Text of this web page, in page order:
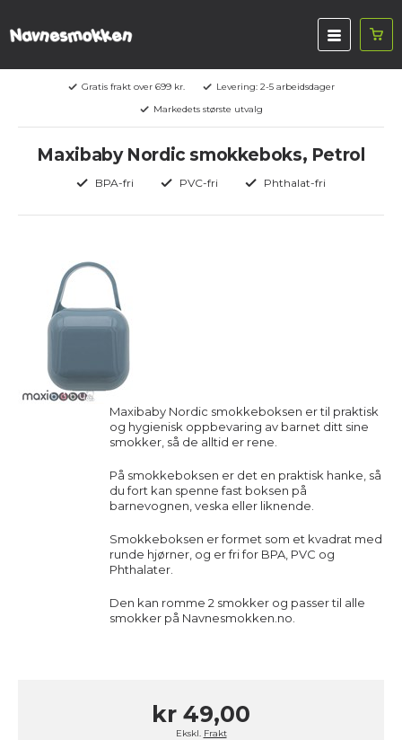
Gratis frakt over 699 kr.
Levering: 2-5 arbeidsdager
Markedets største utvalg
Maxibaby Nordic smokkeboks, Petrol
BPA-fri PVC-fri Phthalat-fri
Maxibaby Nordic smokkeboksen er til praktisk
og hygienisk oppbevaring av barnet ditt sine
smokker, så de alltid er rene.
På smokkeboksen er det en praktisk hanke, så
du fort kan spenne fast boksen på
barnevognen, veska eller liknende.
Smokkeboksen er formet som et kvadrat med
runde hjørner, og er fri for BPA, PVC og
Phthalater.
Den kan romme 2 smokker og passer til alle
smokker på Navnesmokken.no.
kr 49,00
Ekskl. Frakt